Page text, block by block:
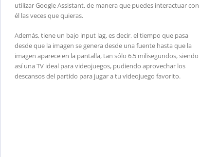
utilizar Google Assistant, de manera que puedes interactuar con
él las veces que quieras.
Además, tiene un bajo input lag, es decir, el tiempo que pasa
desde que la imagen se genera desde una fuente hasta que la
imagen aparece en la pantalla, tan sólo 6.5 milisegundos, siendo
así una TV ideal para videojuegos, pudiendo aprovechar los
descansos del partido para jugar a tu videojuego favorito.